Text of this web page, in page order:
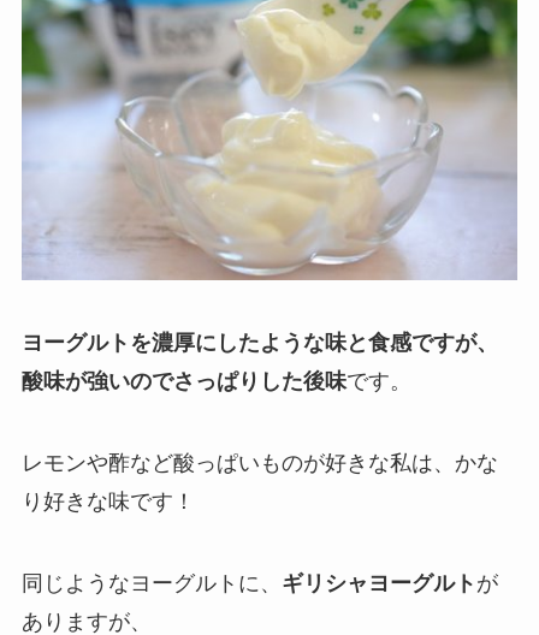
ヨーグルトを濃厚にしたような味と食感ですが、
酸味が強いのでさっぱりした後味です。
レモンや酢など酸っぱいものが好きな私は、かな
り好きな味です！
同じようなヨーグルトに、 ギリシャヨーグルト が
ありますが、